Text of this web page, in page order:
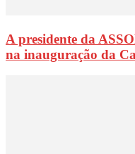
A presidente da
na inauguração da